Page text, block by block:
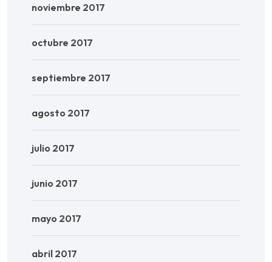
noviembre 2017
octubre 2017
septiembre 2017
agosto 2017
julio 2017
junio 2017
mayo 2017
abril 2017